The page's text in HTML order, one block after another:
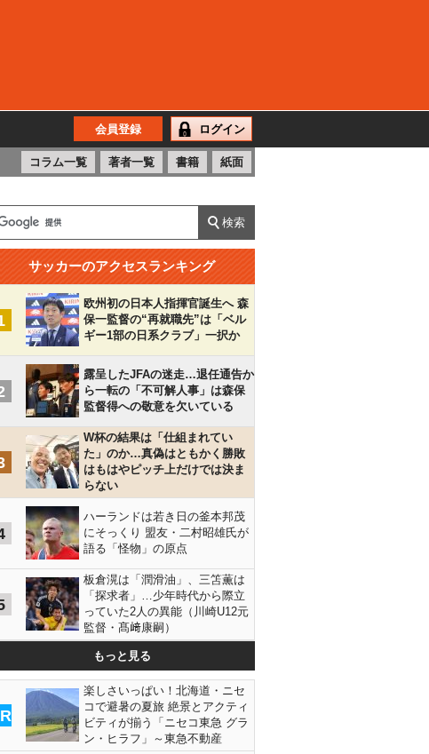
会員登録 ログイン
コラム一覧 著者一覧 書籍 紙面
サッカーのアクセスランキング
欧州初の日本人指揮官誕生へ 森
保一監督の“再就職先”は「ベル
ギー1部の日系クラブ」一択か
露呈したJFAの迷走…退任通告か
ら一転の「不可解人事」は森保
監督得への敬意を欠いている
W杯の結果は「仕組まれてい
た」のか…真偽はともかく勝敗
はもはやピッチ上だけでは決ま
らない
ハーランドは若き日の釜本邦茂
にそっくり 盟友・二村昭雄氏が
語る「怪物」の原点
板倉滉は「潤滑油」、三笘薫は
「探求者」…少年時代から際立
っていた2人の異能（川崎U12元
監督・髙﨑康嗣）
もっと見る
楽しさいっぱい！北海道・ニセ
コで避暑の夏旅 絶景とアクティ
ビティが揃う「ニセコ東急 グラ
ン・ヒラフ」～東急不動産